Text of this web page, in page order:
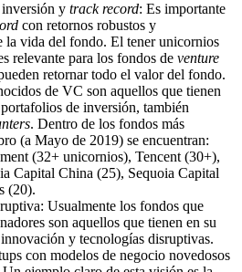
y track record: Es importante
con retornos robustos y
la vida del fondo. El tener unicornios
relevante para los fondos de venture
retornar todo el valor del fondo.
de VC son aquellos que tienen
de inversión, también
. Dentro de los fondos más
(a Mayo de 2019) se encuentran:
(32+ unicornios), Tencent (30+),
Capital China (25), Sequoia Capital
(20).
Usualmente los fondos que
son aquellos que tienen en su
y tecnologías disruptivas.
con modelos de negocio novedosos